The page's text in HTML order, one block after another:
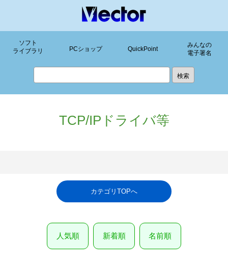
ソフト
ライブラリ
PCショップ QuickPoint
みんなの
電子署名
TCP/IPドライバ等
カテゴリTOPへ
人気順 新着順 名前順